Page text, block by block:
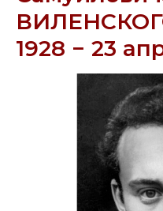
1928 − 23